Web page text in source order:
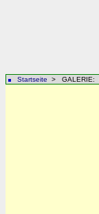
Startseite > GALERIE: